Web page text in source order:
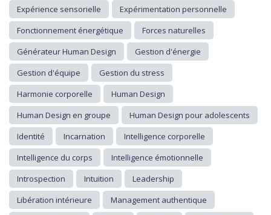
Expérience sensorielle
Expérimentation personnelle
Fonctionnement énergétique
Forces naturelles
Générateur Human Design
Gestion d'énergie
Gestion d'équipe
Gestion du stress
Harmonie corporelle
Human Design
Human Design en groupe
Human Design pour adolescents
Identité
Incarnation
Intelligence corporelle
Intelligence du corps
Intelligence émotionnelle
Introspection
Intuition
Leadership
Libération intérieure
Management authentique